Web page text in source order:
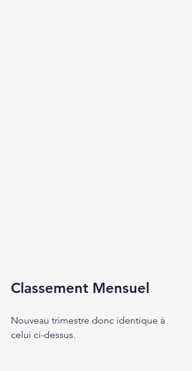
Classement Mensuel
Nouveau trimestre donc identique à
celui ci-dessus.